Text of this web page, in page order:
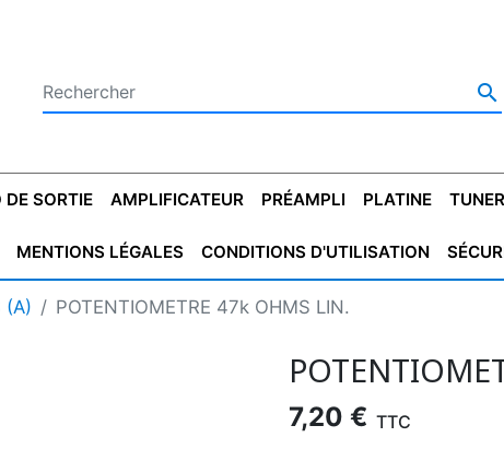

5.08
CONDENSATEUR
CONDENSATEUR
SORTIE
DE SORTIE
TRANSFO DE SORTIE
TRANSFO LINE
AMPLIFICATEUR PRÉAMPLI PLATINE
PLATINES VINYLES MAGNÉTOPHONE
MENTIONS LÉGALES CONDITIONS D'UTILISATION
(A) POTENTIOMETRE 47k OHMS LIN.
7,20 € TTC